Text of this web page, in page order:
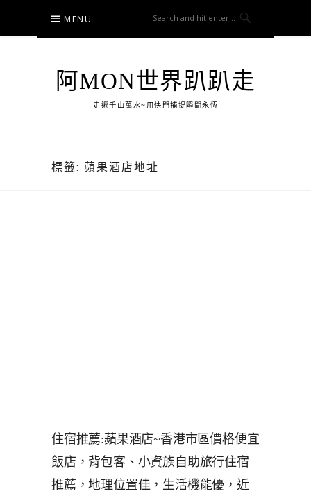
content
MENU
阿MON世界趴趴走
走遍千山萬水~用快門捕捉瞬間永恆
標籤: 蘋果酒店地址
住宿推薦:蘋果酒店~香港市區價格便宜
飯店，背包客、小資族自助旅行住宿
推薦，地理位置佳，生活機能優，近